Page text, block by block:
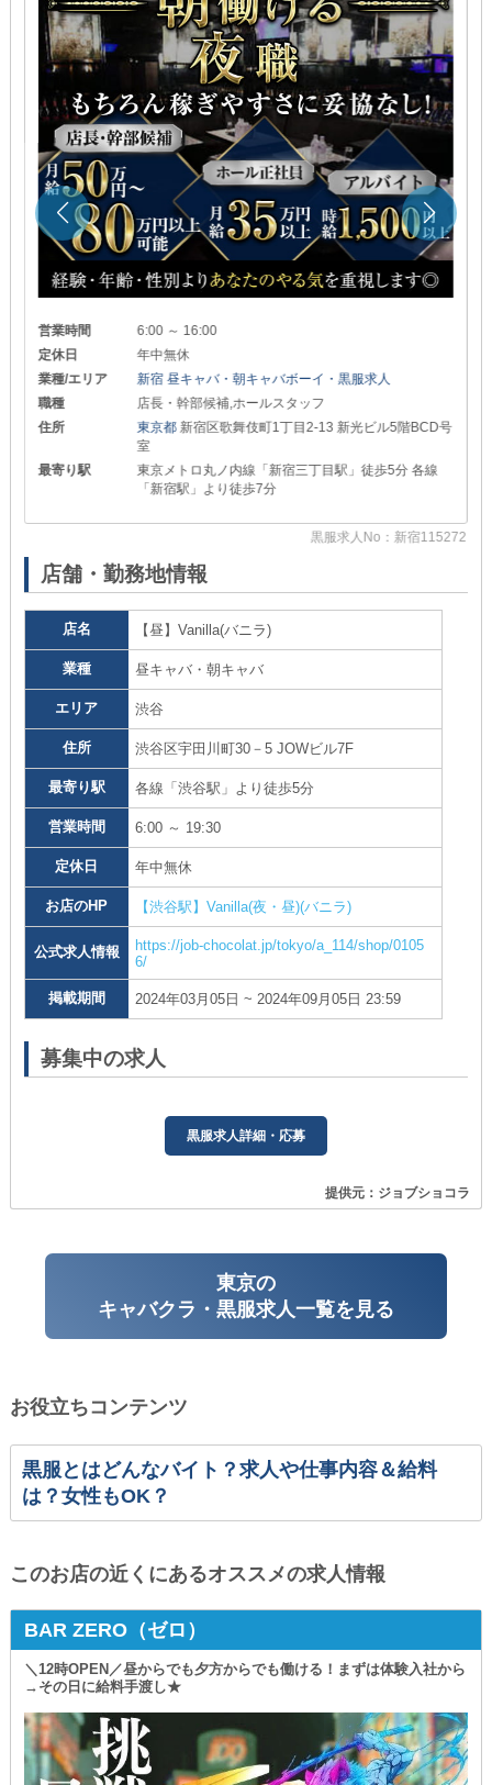
営業時間
6:00 ～ 16:00
定休日
年中無休
業種/エリア
新宿 昼キャバ・朝キャバボーイ・黒服求人
職種
店長・幹部候補,ホールスタッフ
住所
東京都 新宿区歌舞伎町1丁目2-13 新光ビル5階BCD号
室
最寄り駅
東京メトロ丸ノ内線「新宿三丁目駅」徒歩5分 各線
「新宿駅」より徒歩7分
黒服求人No：新宿115272
店舗・勤務地情報
店名 【昼】Vanilla(バニラ)
業種 昼キャバ・朝キャバ
エリア 渋谷
住所 渋谷区宇田川町30－5 JOWビル7F
最寄り駅 各線「渋谷駅」より徒歩5分
営業時間 6:00 ～ 19:30
定休日 年中無休
お店のHP 【渋谷駅】Vanilla(夜・昼)(バニラ)
公式求人情報
https://job-chocolat.jp/tokyo/a_114/shop/0105
6/
掲載期間 2024年03月05日 ~ 2024年09月05日 23:59
募集中の求人
黒服求人詳細・応募
提供元：ジョブショコラ
東京の
キャバクラ・黒服求人一覧を見る
お役立ちコンテンツ
黒服とはどんなバイト？求人や仕事内容＆給料
は？女性もOK？
このお店の近くにあるオススメの求人情報
BAR ZERO（ゼロ）
＼12時OPEN／昼からでも夕方からでも働ける！まずは体験入社から
→その日に給料手渡し★